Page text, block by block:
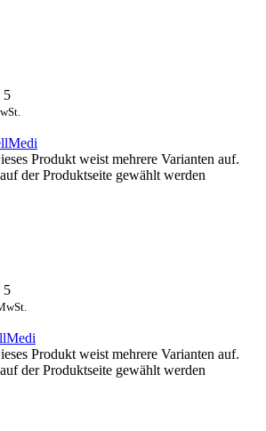
5
Produkt weist mehrere Varianten auf.
der Produktseite gewählt werden
5
Produkt weist mehrere Varianten auf.
der Produktseite gewählt werden